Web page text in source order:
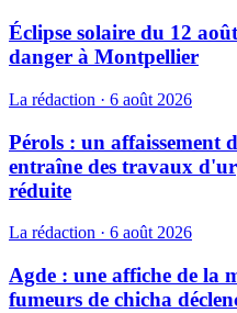
Éclipse solaire du 12
danger à Montpellier
La rédaction · 6 août 2026
Pérols : un affaissement
entraîne des travaux
réduite
La rédaction · 6 août 2026
Agde : une affiche de la
fumeurs de chicha